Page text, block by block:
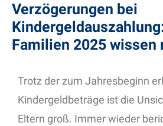
Verzögerungen bei
Familien 2025 wissen
Trotz der zum Jahresbeginn
Kindergeldbeträge ist die
Eltern groß. Immer wieder